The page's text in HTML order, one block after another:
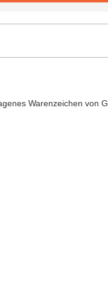
Warenzeichen von